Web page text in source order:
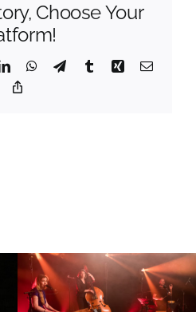
Choose Your
LinkedInWhatsApp
TelegramTumblrXing Email